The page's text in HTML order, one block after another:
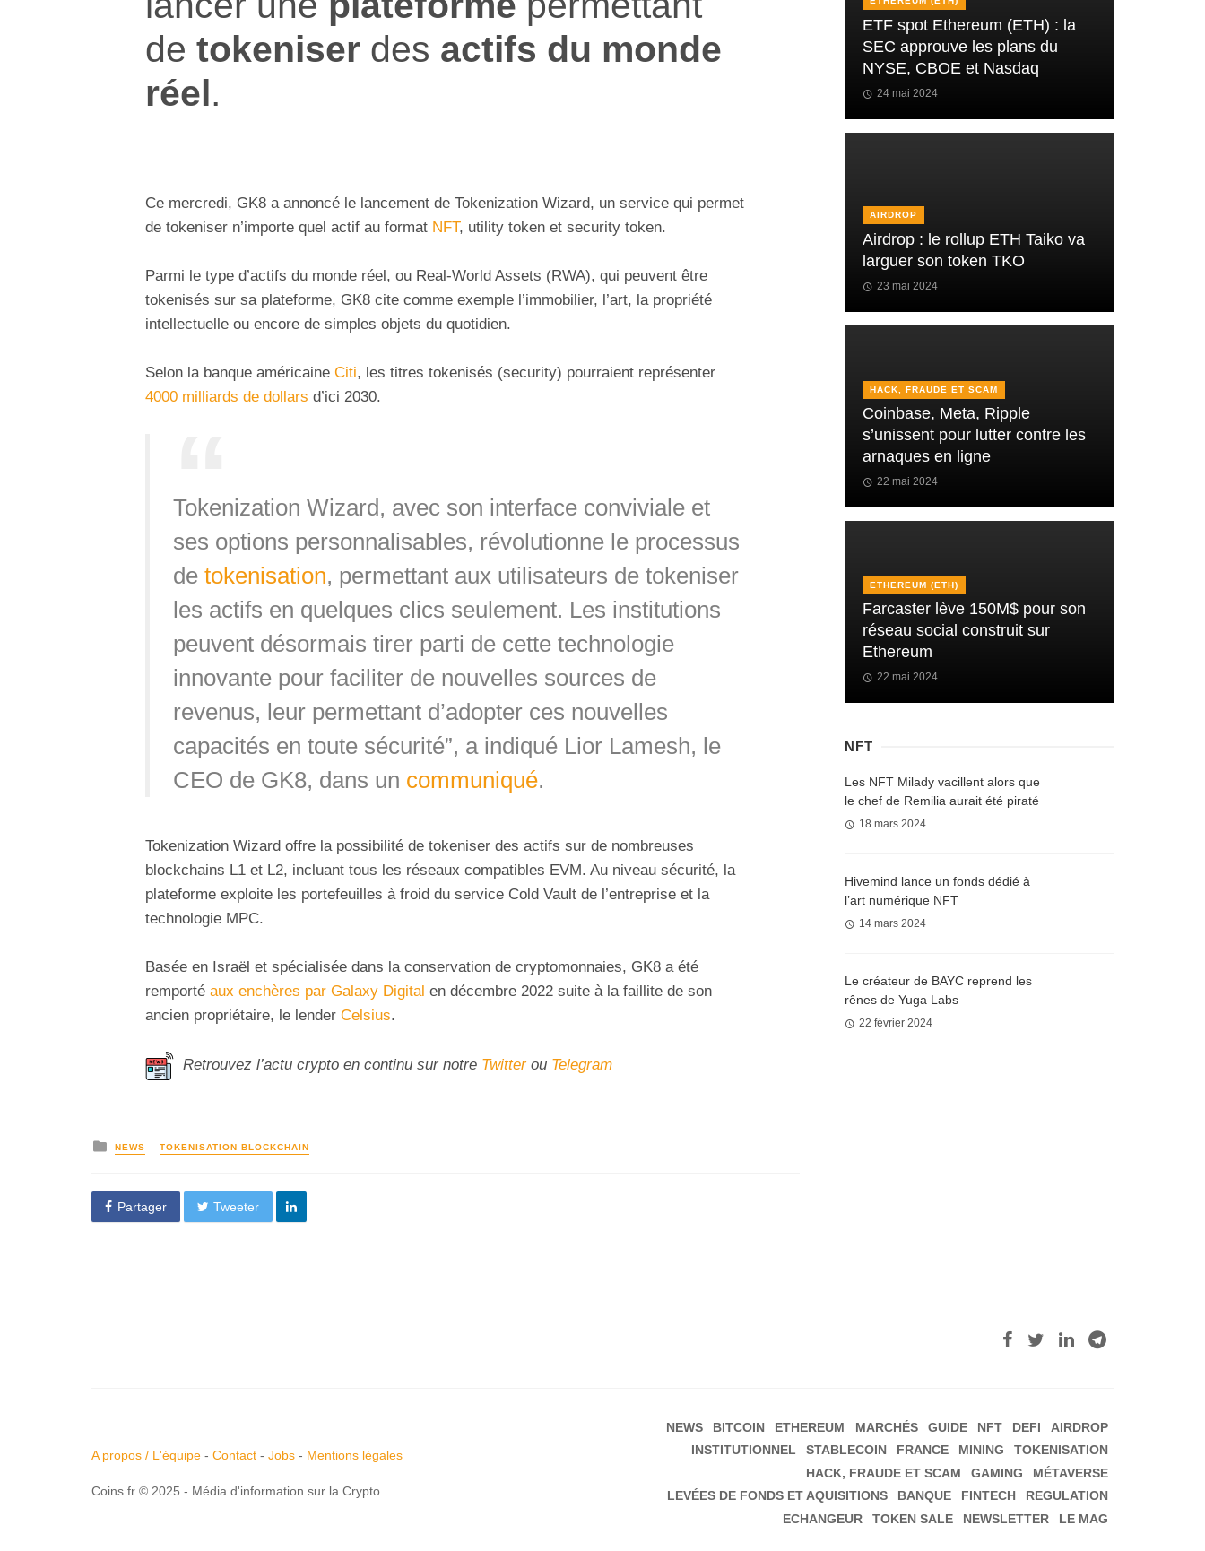
de tokeniser des actifs du monde
réel.
Ce mercredi, GK8 a annoncé le lancement de Tokenization Wizard, un service qui permet
de tokeniser n’importe quel actif au format NFT, utility token et security token.
Parmi le type d’actifs du monde réel, ou Real-World Assets (RWA), qui peuvent être
tokenisés sur sa plateforme, GK8 cite comme exemple l’immobilier, l’art, la propriété
intellectuelle ou encore de simples objets du quotidien.
Selon la banque américaine Citi, les titres tokenisés (security) pourraient représenter
4000 milliards de dollars d’ici 2030.
Tokenization Wizard, avec son interface conviviale et
ses options personnalisables, révolutionne le processus
de tokenisation, permettant aux utilisateurs de tokeniser
les actifs en quelques clics seulement. Les institutions
peuvent désormais tirer parti de cette technologie
innovante pour faciliter de nouvelles sources de
revenus, leur permettant d’adopter ces nouvelles
capacités en toute sécurité”, a indiqué Lior Lamesh, le
CEO de GK8, dans un communiqué.
Tokenization Wizard offre la possibilité de tokeniser des actifs sur de nombreuses
blockchains L1 et L2, incluant tous les réseaux compatibles EVM. Au niveau sécurité, la
plateforme exploite les portefeuilles à froid du service Cold Vault de l’entreprise et la
technologie MPC.
Basée en Israël et spécialisée dans la conservation de cryptomonnaies, GK8 a été
remporté aux enchères par Galaxy Digital en décembre 2022 suite à la faillite de son
ancien propriétaire, le lender Celsius.
Retrouvez l’actu crypto en continu sur notre Twitterou Telegram
NEWS TOKENISATION BLOCKCHAIN
Partager Tweeter
ETF spot Ethereum (ETH) : la
SEC approuve les plans du
NYSE, CBOE et Nasdaq
24 mai 2024
AIRDROP
Airdrop : le rollup ETH Taiko va
larguer son token TKO
23 mai 2024
HACK, FRAUDE ET SCAM
Coinbase, Meta, Ripple
s’unissent pour lutter contre les
arnaques en ligne
22 mai 2024
ETHEREUM (ETH)
Farcaster lève 150M$ pour son
réseau social construit sur
Ethereum
22 mai 2024
NFT
Les NFT Milady vacillent alors que
le chef de Remilia aurait été piraté
18 mars 2024
Hivemind lance un fonds dédié à
l’art numérique NFT
14 mars 2024
Le créateur de BAYC reprend les
rênes de Yuga Labs
22 février 2024
A propos / L'équipe - Contact - Jobs - Mentions légales
Coins.fr © 2025 - Média d'information sur la Crypto
NEWS BITCOIN ETHEREUM MARCHÉS GUIDE NFT DEFI
AIRDROP
INSTITUTIONNEL
STABLECOIN FRANCE MINING
TOKENISATION
HACK, FRAUDE ET SCAM
GAMING
MÉTAVERSE
LEVÉES DE FONDS ET AQUISITIONS
BANQUE FINTECH
REGULATION
ECHANGEUR
TOKEN SALE NEWSLETTER LE MAG